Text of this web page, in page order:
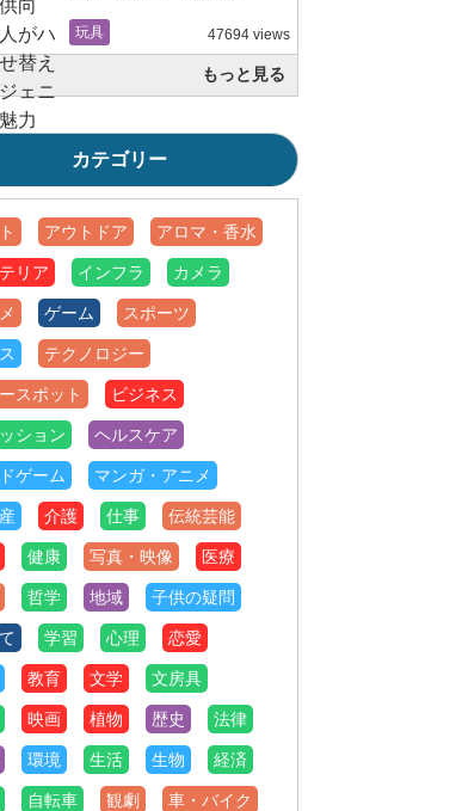
玩具 47694 views
もっと見る
カテゴリー
アウトドア アロマ・香水
リア インフラ カメラ
ゲーム スポーツ
テクノロジー
スポット ビジネス
ション ヘルスケア
ゲーム マンガ・アニメ
介護 仕事 伝統芸能
健康 写真・映像 医療
哲学 地域 子供の疑問
学習 心理 恋愛
教育 文学 文房具
映画 植物 歴史 法律
環境 生活 生物 経済
自転車 観劇 車・バイク